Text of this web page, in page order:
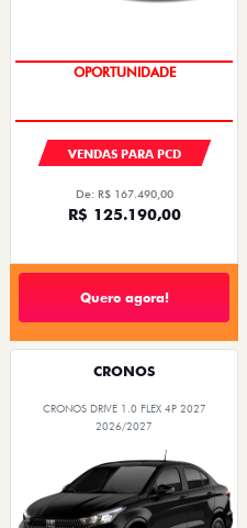
OPORTUNIDADE
VENDAS PARA PCD
De: R$ 167.490,00
R$ 125.190,00
Quero agora!
CRONOS
CRONOS DRIVE 1.0 FLEX 4P 2027
2026/2027